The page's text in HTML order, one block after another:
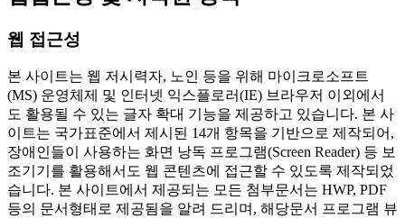
웹 접근성
본 사이트는 웹 저시력자, 노인 등을 위해 마이크로소프트
(MS) 운영체제 및 인터넷 익스플로러(IE) 브라우저 이외에서
도 활용될 수 있는 글자 확대 기능을 제공하고 있습니다. 본 사
이트는 국가표준에서 제시된 14개 항목을 기반으로 제작되어,
장애인들이 사용하는 화면 낭독 프로그램(Screen Reader) 등 보
조기기를 활용해서도 웹 콘텐츠에 접근할 수 있도록 제작되었
습니다. 본 사이트에서 제공되는 모든 첨부문서는 HWP, PDF
등의 문서형태로 제공됨을 알려 드리며, 해당문서 프로그램 뷰